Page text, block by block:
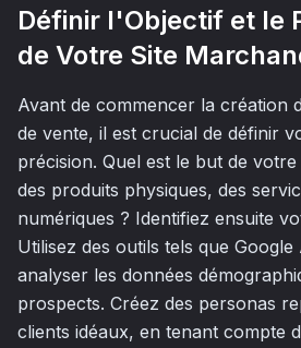
Définir l'Objectif et le
de Votre Site
Avant de commencer la création
de vente, il est crucial de définir
précision. Quel est le but de
des produits physiques, des
numériques ? Identifiez ensuite
Utilisez des outils tels que
analyser les données
prospects. Créez des personas
clients idéaux, en tenant compte